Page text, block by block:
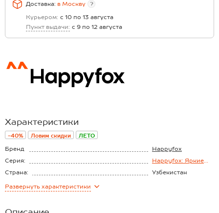
Доставка: в Москву
?
Курьером: с 10 по 13 августа
Пункт выдачи: с 9 по 12 августа
Характеристики
-40% Ловим скидки ЛЕТО
Бренд
Happyfox
Серия:
Happyfox: Яркие
краски лета
Страна:
Узбекистан
Состав:
Развернуть характеристики